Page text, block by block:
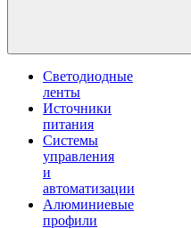
Светодиодные
ленты
Источники
питания
Системы
управления
и
автоматизации
Алюминиевые
профили